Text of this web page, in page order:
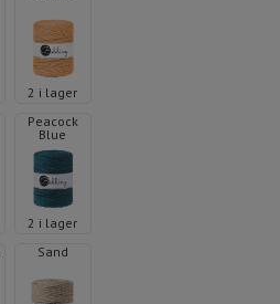
2 i lager
Peacock
Blue
2 i lager
Sand